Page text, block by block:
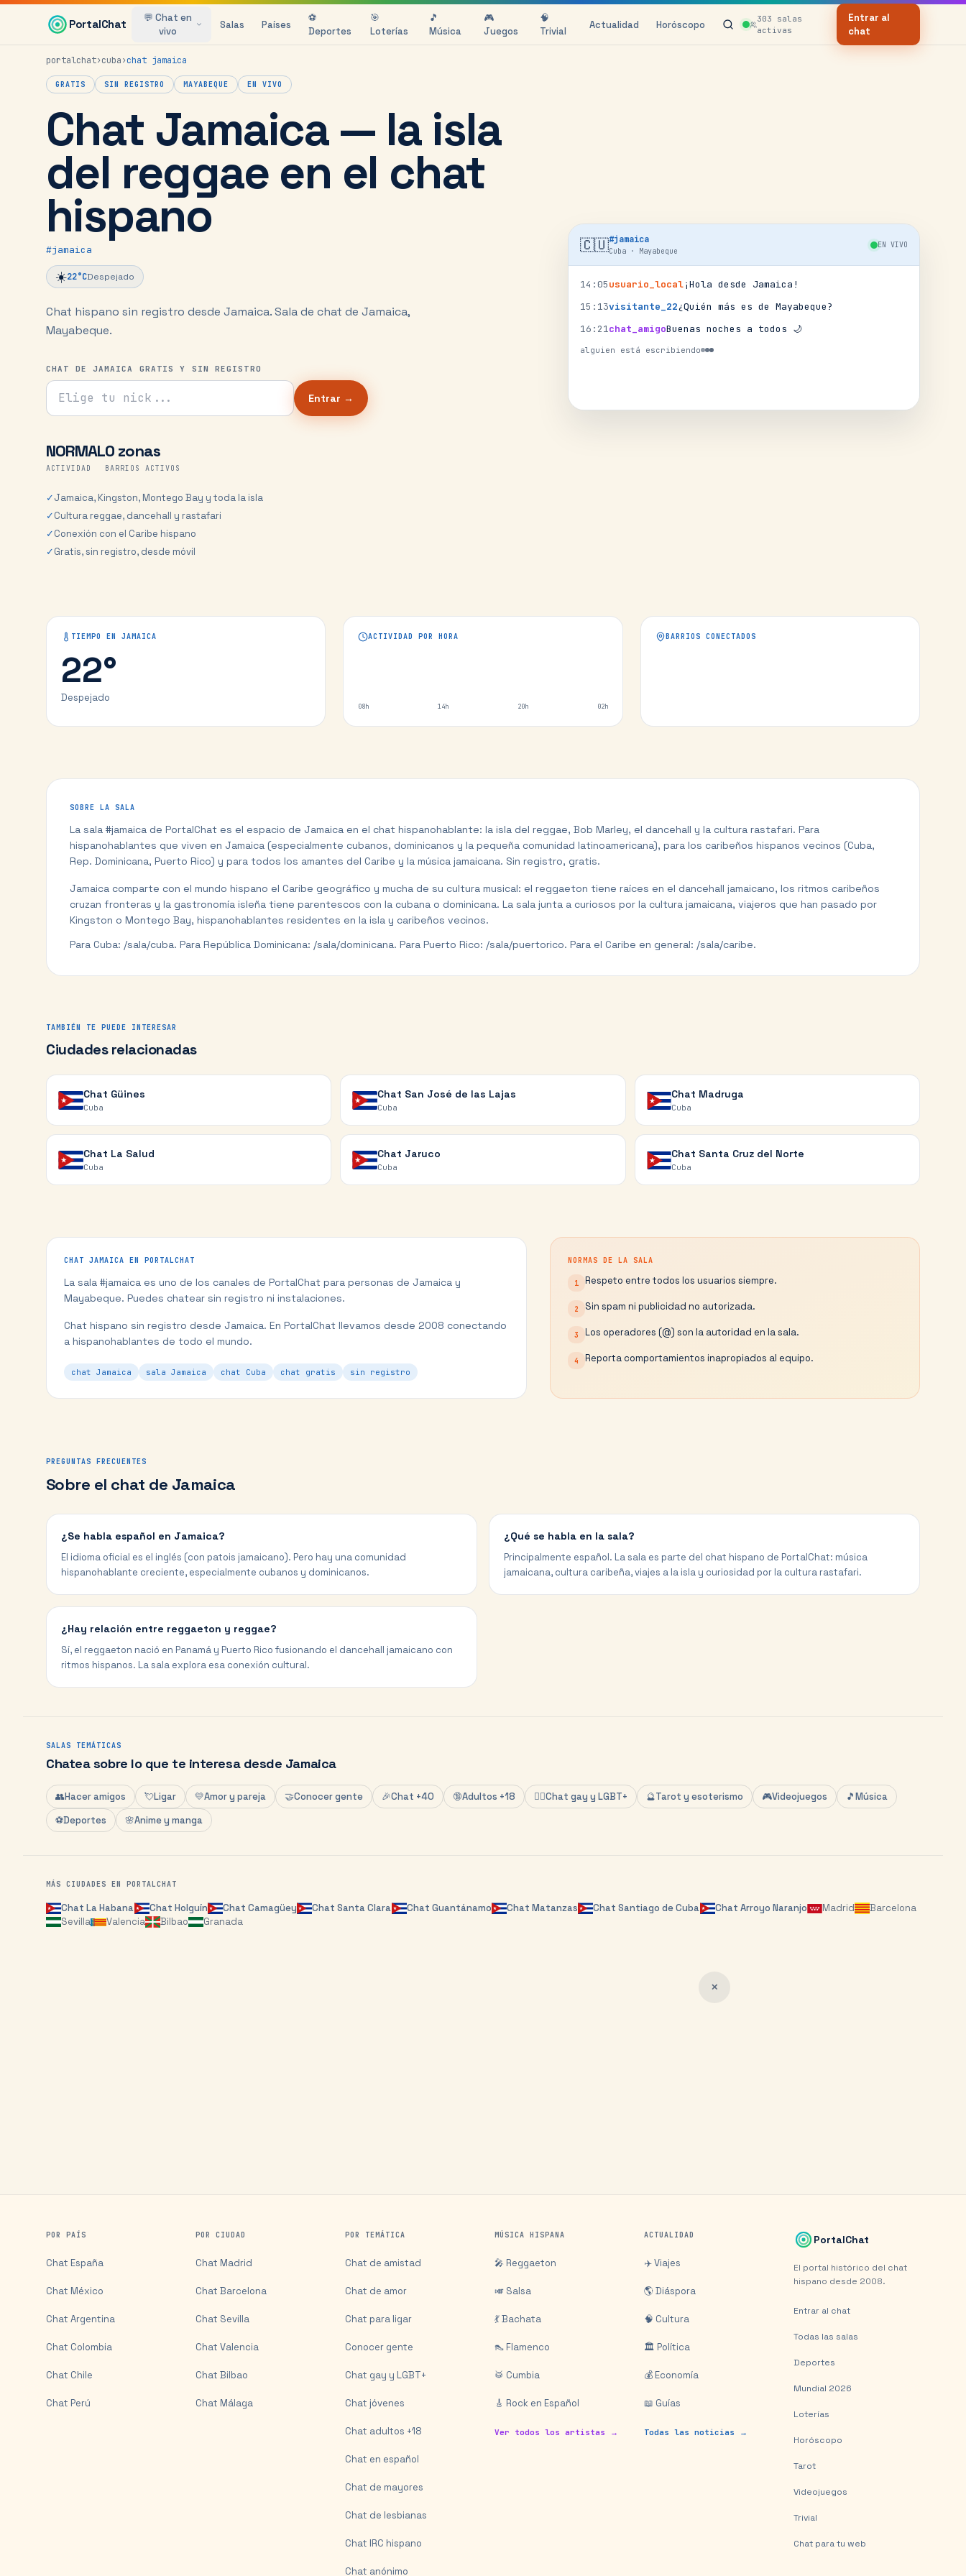
Saltar al contenido principal
PortalChat
💬 Chat en
vivo
Salas Países
⚽
Deportes
🎯
Loterías
🎵
Música
🎮
Juegos
🧠
Trivial
Actualidad Horóscopo 303 salas
activas
Entrar al
chat
portalchat›cuba›chat jamaica
GRATIS SIN REGISTRO MAYABEQUE EN VIVO
Chat Jamaica — la isla
del reggae en el chat
hispano
#jamaica
☀️22°CDespejado
Chat hispano sin registro desde Jamaica.Sala de chat de Jamaica,
Mayabeque.
CHAT DE JAMAICA GRATIS Y SIN REGISTRO
Tu nick para el chat
Entrar →
NORMAL
ACTIVIDAD
0 zonas
BARRIOS ACTIVOS
✓Jamaica, Kingston, Montego Bay y toda la isla
✓Cultura reggae, dancehall y rastafari
✓Conexión con el Caribe hispano
✓Gratis, sin registro, desde móvil
🇨🇺#jamaica
Cuba · Mayabeque
EN VIVO
14 :05usuario_local¡Hola desde Jamaica!
15 : 13visitante_22¿Quién más es de Mayabeque?
16 : 21chat_amigoBuenas noches a todos 🌙
alguien está escribiendo
TIEMPO EN JAMAICA
22°
Despejado
ACTIVIDAD POR HORA
08h 14h 20h 02h
BARRIOS CONECTADOS
SOBRE LA SALA
La sala #jamaica de PortalChat es el espacio de Jamaica en el chat hispanohablante: la isla del reggae, Bob Marley, el dancehall y la cultura rastafari. Para
hispanohablantes que viven en Jamaica (especialmente cubanos, dominicanos y la pequeña comunidad latinoamericana), para los caribeños hispanos vecinos (Cuba,
Rep. Dominicana, Puerto Rico) y para todos los amantes del Caribe y la música jamaicana. Sin registro, gratis.
Jamaica comparte con el mundo hispano el Caribe geográfico y mucha de su cultura musical: el reggaeton tiene raíces en el dancehall jamaicano, los ritmos caribeños
cruzan fronteras y la gastronomía isleña tiene parentescos con la cubana o dominicana. La sala junta a curiosos por la cultura jamaicana, viajeros que han pasado por
Kingston o Montego Bay, hispanohablantes residentes en la isla y caribeños vecinos.
Para Cuba: /sala/cuba. Para República Dominicana: /sala/dominicana. Para Puerto Rico: /sala/puertorico. Para el Caribe en general: /sala/caribe.
TAMBIÉN TE PUEDE INTERESAR
Ciudades relacionadas
Chat Güines
Cuba
Chat San José de las Lajas
Cuba
Chat Madruga
Cuba
Chat La Salud
Cuba
Chat Jaruco
Cuba
Chat Santa Cruz del Norte
Cuba
CHAT JAMAICA EN PORTALCHAT
La sala #jamaica es uno de los canales de PortalChat para personas de Jamaica y
Mayabeque. Puedes chatear sin registro ni instalaciones.
Chat hispano sin registro desde Jamaica. En PortalChat llevamos desde 2008 conectando
a hispanohablantes de todo el mundo.
chat Jamaica sala Jamaica chat Cuba chat gratis sin registro
NORMAS DE LA SALA
1 Respeto entre todos los usuarios siempre.
2 Sin spam ni publicidad no autorizada.
3 Los operadores (@) son la autoridad en la sala.
4 Reporta comportamientos inapropiados al equipo.
PREGUNTAS FRECUENTES
Sobre el chat de Jamaica
¿Se habla español en Jamaica?
El idioma oficial es el inglés (con patois jamaicano). Pero hay una comunidad
hispanohablante creciente, especialmente cubanos y dominicanos.
¿Qué se habla en la sala?
Principalmente español. La sala es parte del chat hispano de PortalChat: música
jamaicana, cultura caribeña, viajes a la isla y curiosidad por la cultura rastafari.
¿Hay relación entre reggaeton y reggae?
Sí, el reggaeton nació en Panamá y Puerto Rico fusionando el dancehall jamaicano con
ritmos hispanos. La sala explora esa conexión cultural.
SALAS TEMÁTICAS
Chatea sobre lo que te interesa desde Jamaica
👥Hacer amigos 💘Ligar 💛Amor y pareja 🤝Conocer gente 🎉Chat +40 🔞Adultos +18 🏳️‍🌈Chat gay y LGBT+ 🔮Tarot y esoterismo 🎮Videojuegos 🎵Música
⚽Deportes 🌸Anime y manga
MÁS CIUDADES EN PORTALCHAT
ChatLa Habana Chat Holguín Chat Camagüey ChatSanta Clara Chat Guantánamo Chat Matanzas ChatSantiago de Cuba Chat Arroyo Naranjo Madrid
Barcelona
Sevilla
Valencia Bilbao Granada
✕
POR PAÍS
Chat España
Chat México
Chat Argentina
Chat Colombia
Chat Chile
Chat Perú
POR CIUDAD
Chat Madrid
Chat Barcelona
Chat Sevilla
Chat Valencia
Chat Bilbao
Chat Málaga
POR TEMÁTICA
Chat de amistad
Chat de amor
Chat para ligar
Conocer gente
Chat gay y LGBT+
Chat jóvenes
Chat adultos +18
Chat en español
Chat de mayores
Chat de lesbianas
Chat IRC hispano
Chat anónimo
MÚSICA HISPANA
🎤 Reggaeton
🎺 Salsa
💃 Bachata
👠 Flamenco
🥁 Cumbia
🎸 Rock en Español
Ver todos los artistas →
ACTUALIDAD
✈️ Viajes
🌎 Diáspora
🧠 Cultura
🏛️ Política
💰 Economía
📖 Guías
Todas las noticias →
PortalChat
El portal histórico del chat
hispano desde 2008.
Entrar al chat
Todas las salas
Deportes
Mundial 2026
Loterías
Horóscopo
Tarot
Videojuegos
Trivial
Chat para tu web